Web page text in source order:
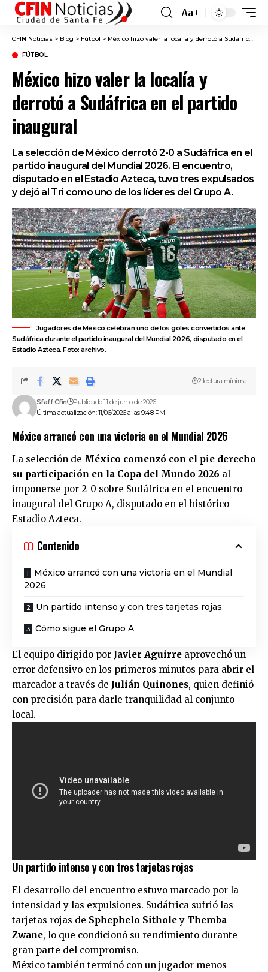
Font
Resizer
Aa
CFIN Noticias > Blog > Fútbol > México hizo valer la localía y derrotó a Sudáfrica en el partido inaugural
FÚTBOL
México hizo valer la localía y
derrotó a Sudáfrica en el partido
inaugural
La selección de México derrotó 2-0 a Sudáfrica en el
partido inaugural del Mundial 2026. El encuentro,
disputado en el Estadio Azteca, tuvo tres expulsados
y dejó al Tri como uno de los líderes del Grupo A.
Jugadores de México celebran uno de los goles convertidos ante
Sudáfrica durante el partido inaugural del Mundial 2026, disputado en el
Estadio Azteca. Foto: archivo.
Última actualización: 11/06/2026 a las 9:48 PM
Sfaff Cfin Publicado 11 de junio de 2026
2 lectura mínima
México arrancó con una victoria en el Mundial 2026
La selección de México comenzó con el pie derecho
su participación en la Copa del Mundo 2026 al
imponerse por 2-0 sobre Sudáfrica en el encuentro
inaugural del Grupo A, disputado en el histórico
Estadio Azteca.
Contenido
México arrancó con una victoria en el Mundial
2026
Un partido intenso y con tres tarjetas rojas
Cómo sigue el Grupo A
El equipo dirigido por Javier Aguirre aprovechó un
error defensivo en los primeros minutos para abrir el
marcador a través de Julián Quiñones, quien definió
con precisión para darle tranquilidad al conjunto
local.
Un partido intenso y con tres tarjetas rojas
El desarrollo del encuentro estuvo marcado por la
intensidad y las expulsiones. Sudáfrica sufrió las
tarjetas rojas de Sphephelo Sitholey Themba
Zwane, lo que condicionó su rendimiento durante
gran parte del compromiso.
México también terminó con un jugador menos